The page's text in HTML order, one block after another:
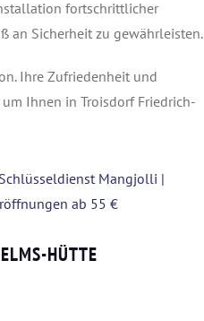
fortschrittlicher
an Sicherheit zu gewährleisten.
Ihre Zufriedenheit und
Ihnen in Troisdorf Friedrich-
HÜTTE